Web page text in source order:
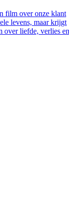
film over onze klant
levens, maar krijgt
over liefde, verlies en